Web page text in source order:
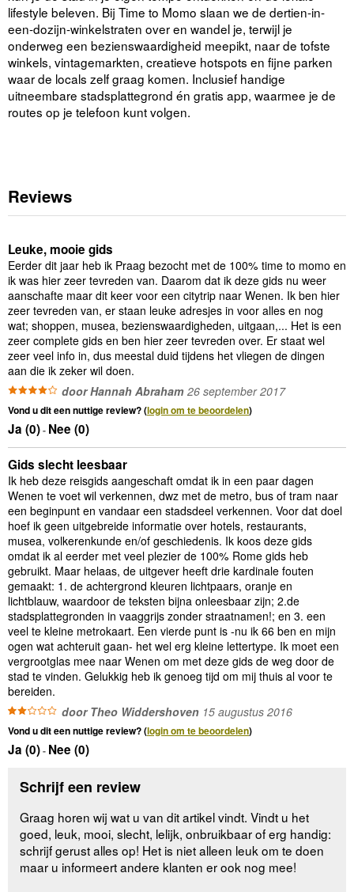
lifestyle beleven. Bij Time to Momo slaan we de dertien-in-
een-dozijn-winkelstraten over en wandel je, terwijl je
onderweg een bezienswaardigheid meepikt, naar de tofste
winkels, vintagemarkten, creatieve hotspots en fijne parken
waar de locals zelf graag komen. Inclusief handige
uitneembare stadsplattegrond én gratis app, waarmee je de
routes op je telefoon kunt volgen.
Reviews
Leuke, mooie gids
Eerder dit jaar heb ik Praag bezocht met de 100% time to momo en
ik was hier zeer tevreden van. Daarom dat ik deze gids nu weer
aanschafte maar dit keer voor een citytrip naar Wenen. Ik ben hier
zeer tevreden van, er staan leuke adresjes in voor alles en nog
wat; shoppen, musea, bezienswaardigheden, uitgaan,... Het is een
zeer complete gids en ben hier zeer tevreden over. Er staat wel
zeer veel info in, dus meestal duid tijdens het vliegen de dingen
aan die ik zeker wil doen.
door Hannah Abraham 26 september 2017
Vond u dit een nuttige review? (login om te beoordelen)
Ja (0)- Nee (0)
Gids slecht leesbaar
Ik heb deze reisgids aangeschaft omdat ik in een paar dagen
Wenen te voet wil verkennen, dwz met de metro, bus of tram naar
een beginpunt en vandaar een stadsdeel verkennen. Voor dat doel
hoef ik geen uitgebreide informatie over hotels, restaurants,
musea, volkerenkunde en/of geschiedenis. Ik koos deze gids
omdat ik al eerder met veel plezier de 100% Rome gids heb
gebruikt. Maar helaas, de uitgever heeft drie kardinale fouten
gemaakt: 1. de achtergrond kleuren lichtpaars, oranje en
lichtblauw, waardoor de teksten bijna onleesbaar zijn; 2.de
stadsplattegronden in vaaggrijs zonder straatnamen!; en 3. een
veel te kleine metrokaart. Een vierde punt is -nu ik 66 ben en mijn
ogen wat achteruit gaan- het wel erg kleine lettertype. Ik moet een
vergrootglas mee naar Wenen om met deze gids de weg door de
stad te vinden. Gelukkig heb ik genoeg tijd om mij thuis al voor te
bereiden.
door Theo Widdershoven 15 augustus 2016
Vond u dit een nuttige review? (login om te beoordelen)
Ja (0)- Nee (0)
Schrijf een review
Graag horen wij wat u van dit artikel vindt. Vindt u het
goed, leuk, mooi, slecht, lelijk, onbruikbaar of erg handig:
schrijf gerust alles op! Het is niet alleen leuk om te doen
maar u informeert andere klanten er ook nog mee!